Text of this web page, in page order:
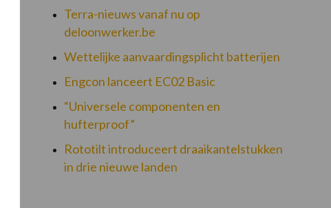
Terra-nieuws vanaf nu op
deloonwerker.be
Wettelijke aanvaardingsplicht batterijen
Engcon lanceert EC02 Basic
“Universele componenten en
hufterproof”
Rototilt introduceert draaikantelstukken
in drie nieuwe landen